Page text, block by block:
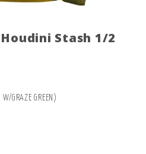
Stash 1/2
GRAZE GREEN)